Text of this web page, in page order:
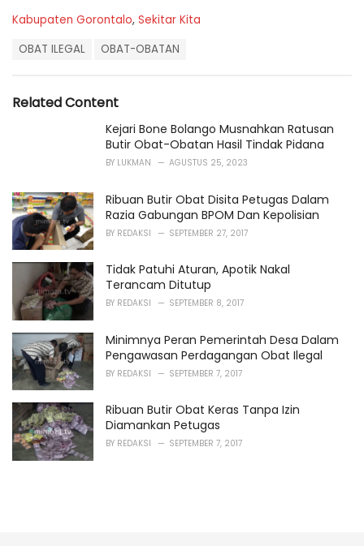
C
r
Kabupaten Gorontalo, Sekitar Kita
:
OBAT ILEGAL OBAT-OBATAN
Related Content
Kejari Bone Bolango Musnahkan Ratusan
Butir Obat-Obatan Hasil Tindak Pidana
BY LUKMAN AGUSTUS 25, 2023
Ribuan Butir Obat Disita Petugas Dalam
Razia Gabungan BPOM Dan Kepolisian
BY REDAKSI SEPTEMBER 27, 2017
Tidak Patuhi Aturan, Apotik Nakal
Terancam Ditutup
BY REDAKSI SEPTEMBER 8, 2017
Minimnya Peran Pemerintah Desa Dalam
Pengawasan Perdagangan Obat Ilegal
BY REDAKSI SEPTEMBER 7, 2017
Ribuan Butir Obat Keras Tanpa Izin
Diamankan Petugas
BY REDAKSI SEPTEMBER 7, 2017